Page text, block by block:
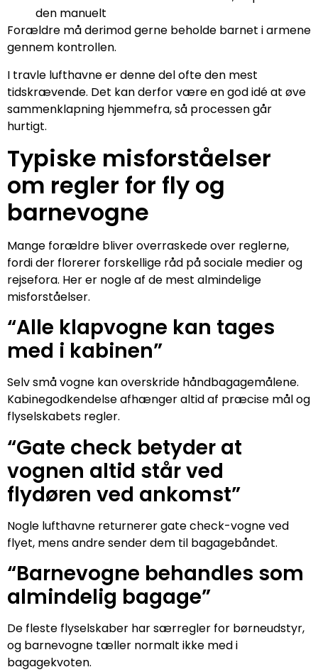
den manuelt
Forældre må derimod gerne beholde barnet i armene
gennem kontrollen.
I travle lufthavne er denne del ofte den mest
tidskrævende. Det kan derfor være en god idé at øve
sammenklapning hjemmefra, så processen går
hurtigt.
Typiske misforståelser
om regler for fly og
barnevogne
Mange forældre bliver overraskede over reglerne,
fordi der florerer forskellige råd på sociale medier og
rejsefora. Her er nogle af de mest almindelige
misforståelser.
“Alle klapvogne kan tages
med i kabinen”
Selv små vogne kan overskride håndbagagemålene.
Kabinegodkendelse afhænger altid af præcise mål og
flyselskabets regler.
“Gate check betyder at
vognen altid står ved
flydøren ved ankomst”
Nogle lufthavne returnerer gate check-vogne ved
flyet, mens andre sender dem til bagagebåndet.
“Barnevogne behandles som
almindelig bagage”
De fleste flyselskaber har særregler for børneudstyr,
og barnevogne tæller normalt ikke med i
bagagekvoten.